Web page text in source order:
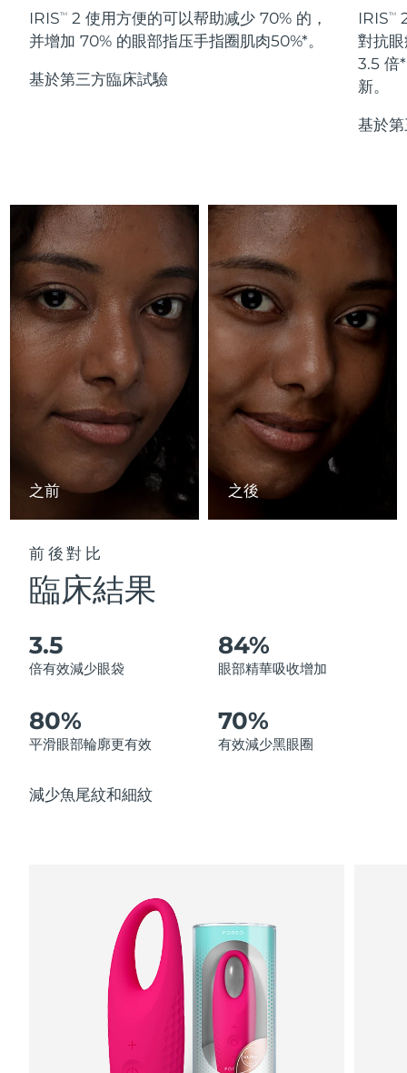
IRISTM
2 使用方便的可以帮助减少 70% 的，
并增加 70% 的眼部指压手指圈肌肉50%*。
基於第三方臨床試驗
IRISTM
對抗
3.5 倍
新。
基於
之前 之後
前後對比
臨床結果
3.5
倍有效減少眼袋
84%
眼部精華吸收增加
80%
平滑眼部輪廓更有效
70%
有效減少黑眼圈
減少魚尾紋和細紋
PEACH™ 2 go
Travel-friendly IPL hair removal
SUPERCHARGED™ serum
Firming body serum
ESPADA™ 2
Acne treatment device
ESPADA™ Blemish Solution
ESPADA™ 設備
All acne treatment devices
IRIS™ 2
Rejuvenating eye massager
眼部護理設備
All revitalizing eye massagers
毛孔護理
KIWI™ derma
Diamond microdermabrasion .
KIWI™ 皮肤护理
Advanced pore care essentials
護發
LUNA™ 4 hair
2-in-1 LED scalp massager
LUNA™ Dual-Peptide Scalp
Serum
For healthy hair
issa™ Teeth Whitening Gel
18% PAP
護膚品 男士
全部購買
FOREO APP
匈牙利 預計送達日期 8/8/26
冰島 8/9/26
8/6/26
曼島 預計送達日期 8/10/26
以色列 預計送達日期
義大利 預計送達日期 8/8/26
日本 預計送達日期 8/11/26
澤西島 預計送達日期
哈薩克 預計送達日期
科威特 預計送達日期8/8/26
拉脫維亞 預計送達日期8/8/26
黎巴嫩
立陶宛
盧森堡 預計送達日期
馬來西亞 預計送達日期
預計送達日期
預計送達日期